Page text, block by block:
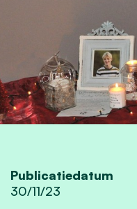
Publicatiedatum
30/11/23